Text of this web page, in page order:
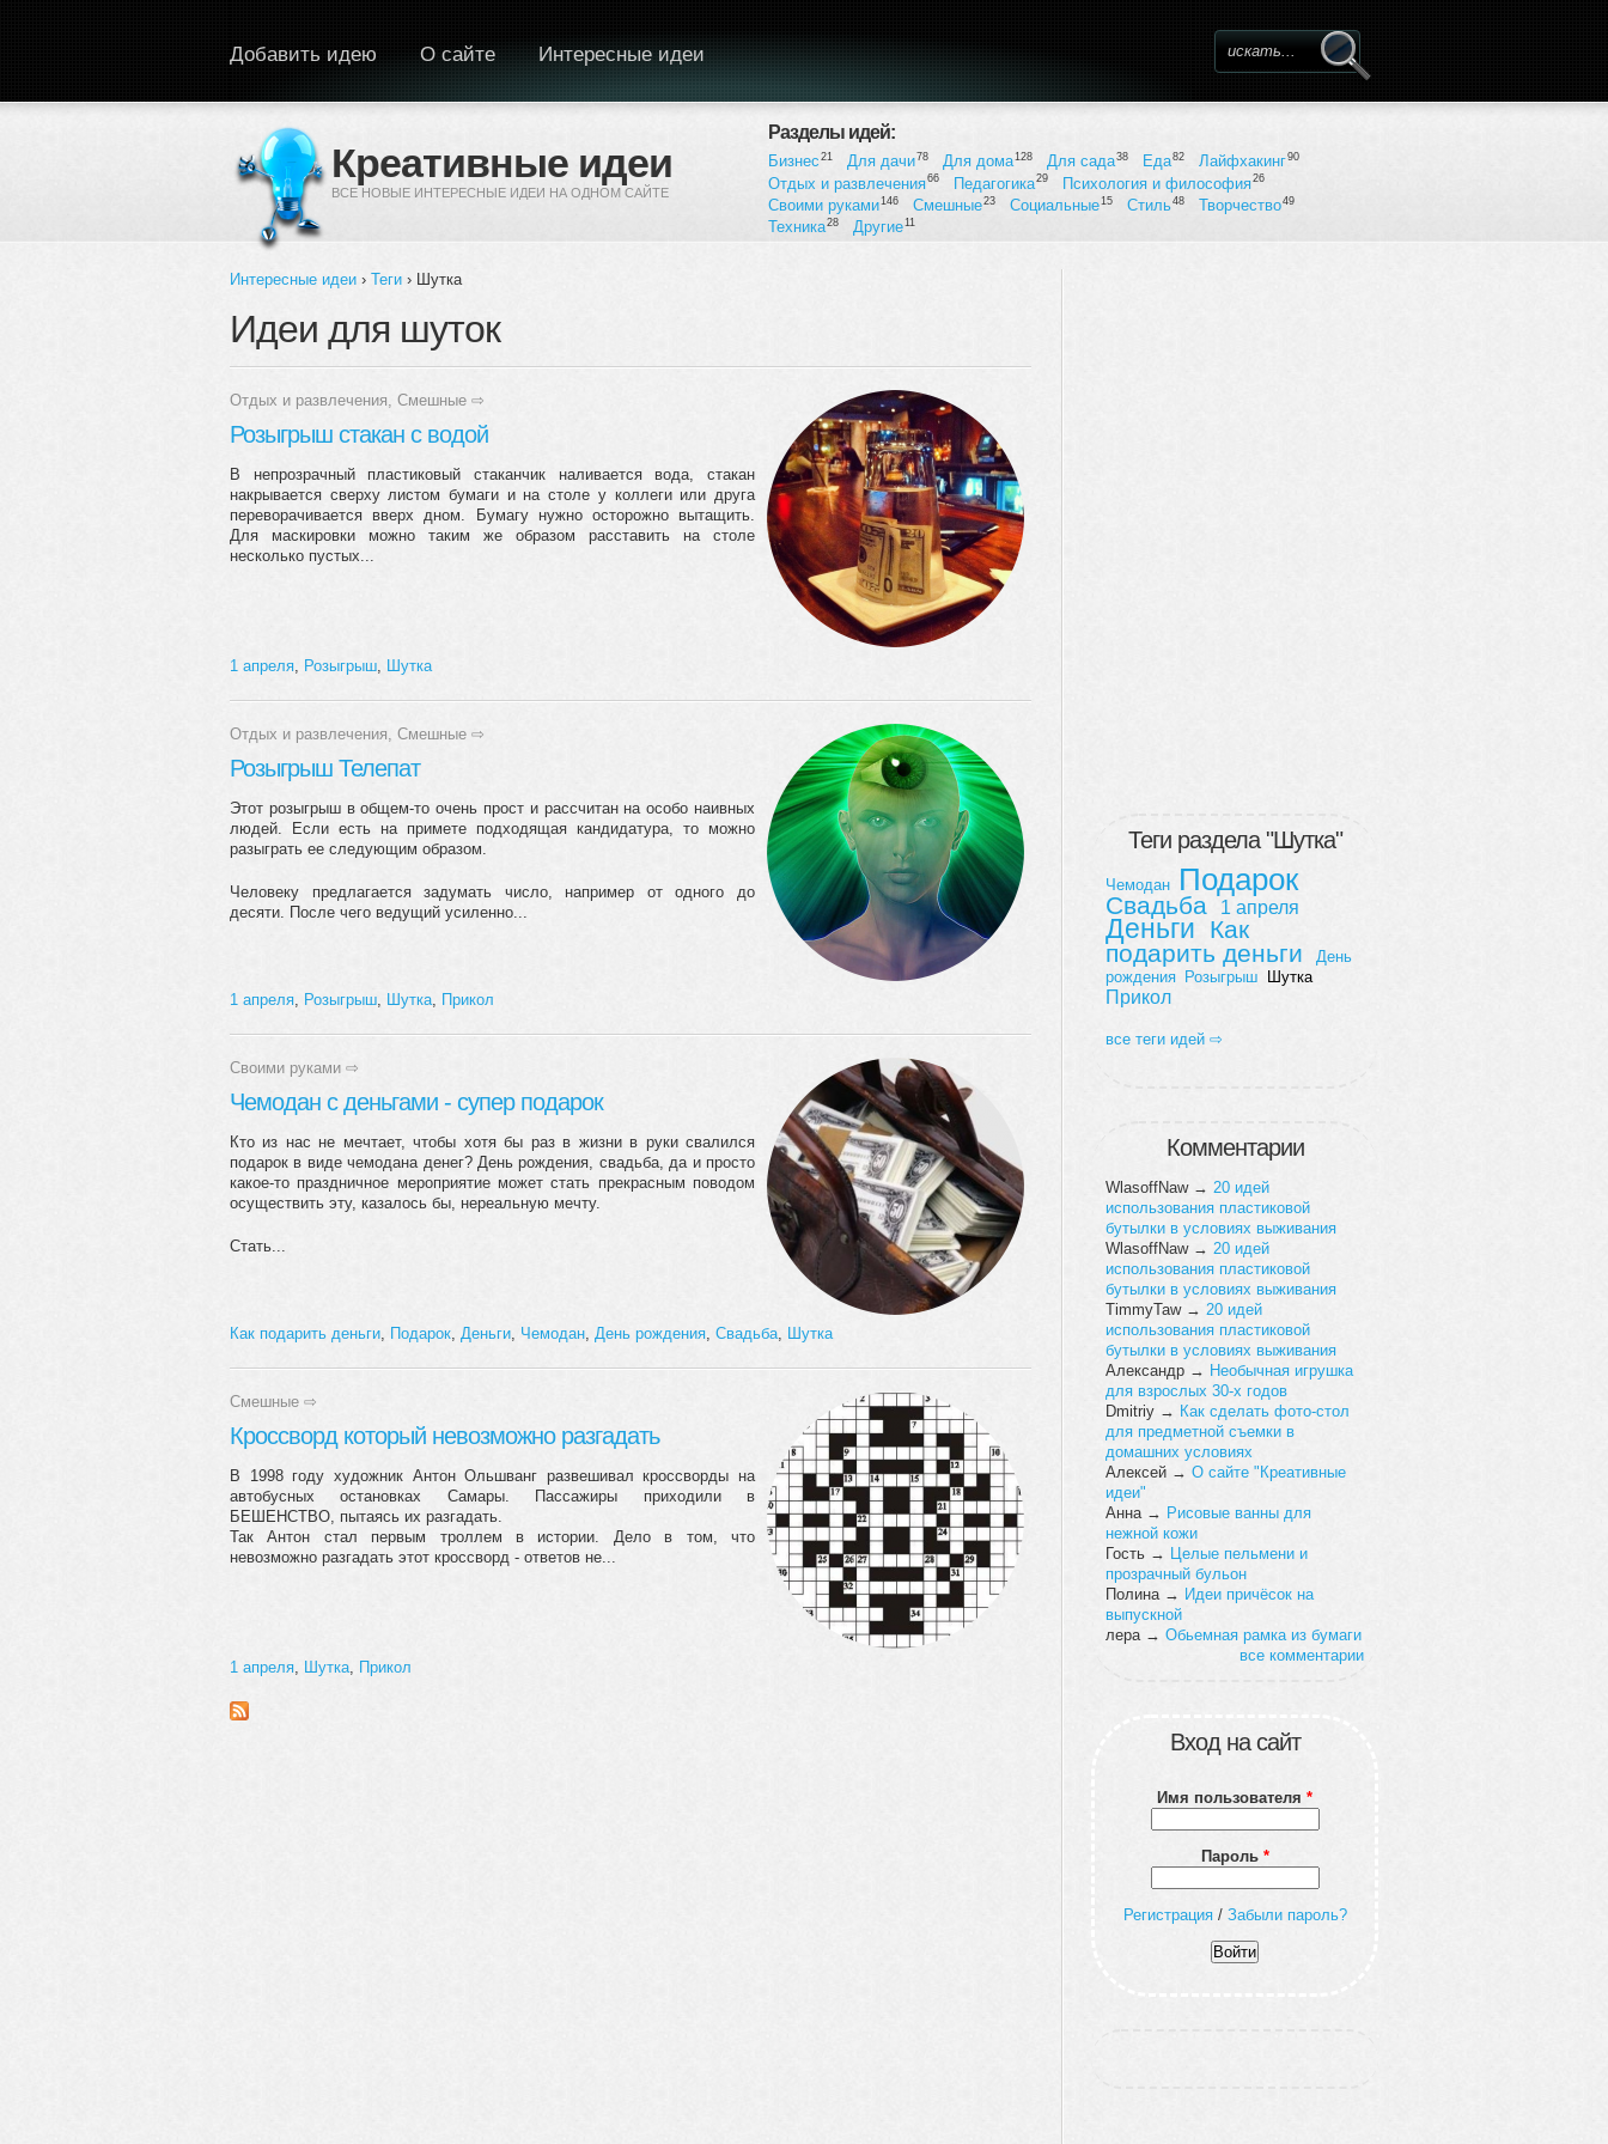
Креативные идеи
ВСЕ НОВЫЕ ИНТЕРЕСНЫЕ ИДЕИ НА ОДНОМ САЙТЕ
Добавить идею О сайте Интересные идеи Форма поиска
Разделы идей:
Бизнес 21 Для дачи78 Для дома128 Для сада38 Еда82 Лайфхакинг90
Отдых и развлечения66 Педагогика29 Психология и философия26
Своими руками146 Смешные23 Социальные 15 Стиль48 Творчество49
Техника28 Другие 11
Вы здесь
Интересные идеи › Теги › Шутка
Идеи для шуток
Отдых и развлечения Смешные ⇨
Розыгрыш стакан с водой
В непрозрачный пластиковый стаканчик наливается вода, стакан
накрывается сверху листом бумаги и на столе у коллеги или друга
переворачивается вверх дном. Бумагу нужно осторожно вытащить.
Для маскировки можно таким же образом расставить на столе
несколько пустых...
1 апреля Розыгрыш Шутка
Отдых и развлечения Смешные ⇨
Розыгрыш Телепат
Этот розыгрыш в общем-то очень прост и рассчитан на особо наивных
людей. Если есть на примете подходящая кандидатура, то можно
разыграть ее следующим образом.
Человеку предлагается задумать число, например от одного до
десяти. После чего ведущий усиленно...
1 апреля Розыгрыш Шутка Прикол
Своими руками ⇨
Чемодан с деньгами - супер подарок
Кто из нас не мечтает, чтобы хотя бы раз в жизни в руки свалился
подарок в виде чемодана денег? День рождения, свадьба, да и просто
какое-то праздничное мероприятие может стать прекрасным поводом
осуществить эту, казалось бы, нереальную мечту.
Стать...
Как подарить деньги Подарок Деньги Чемодан День рождения Свадьба Шутка
Смешные ⇨
Кроссворд который невозможно разгадать
В 1998 году художник Антон Ольшванг развешивал кроссворды на
автобусных остановках Самары. Пассажиры приходили в
БЕШЕНСТВО, пытаясь их разгадать.
Так Антон стал первым троллем в истории. Дело в том, что
невозможно разгадать этот кроссворд - ответов не...
1 апреля Шутка Прикол
Теги раздела "Шутка"
Чемодан Подарок
Свадьба 1 апреля
Деньги
Как
подарить деньги
День
рождения Розыгрыш Шутка
Прикол
все теги идей ⇨
Комментарии
WlasoffNaw→ 20 идей
использования пластиковой
бутылки в условиях выживания
WlasoffNaw→ 20 идей
использования пластиковой
бутылки в условиях выживания
TimmyTaw→ 20 идей
использования пластиковой
бутылки в условиях выживания
Александр → Необычная игрушка
для взрослых 30-х годов
Dmitriy → Как сделать фото-стол
для предметной съемки в
домашних условиях
Алексей → О сайте "Креативные
идеи"
Анна→ Рисовые ванны для
нежной кожи
Гость → Целые пельмени и
прозрачный бульон
Полина→ Идеи причёсок на
выпускной
лера→ Обьемная рамка из бумаги
все комментарии
Вход на сайт
Имя пользователя *
Пароль *
Регистрация/ Забыли пароль?